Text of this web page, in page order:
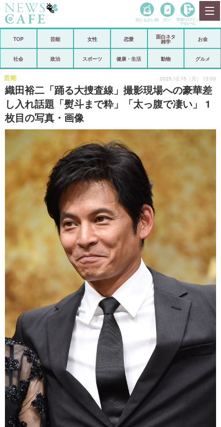
政治
芸能 スポーツ
恋愛
コメントポスト
ショップ
登録・ログイン/マイルーム
当たる占い師 占い 登録• ログイン
マイルーム
TOP 芸能 女性 恋愛
面白ネタ
雑学
お金
社会 政治 スポーツ 健康・生活 動物 グルメ
織田裕二「踊る大捜査線」撮影現場への豪華差
し入れ話題「熨斗まで粋」「太っ腹で凄い」 1
枚目の写真・画像
芸能 2025.12.15（月） 13:00